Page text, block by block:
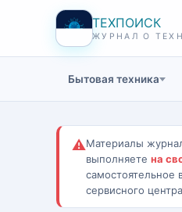
ТЕХПОИСК
ЖУРНАЛ О
Бытовая техника
⚠Материалы
выполняете на
самостоятельное
сервисного